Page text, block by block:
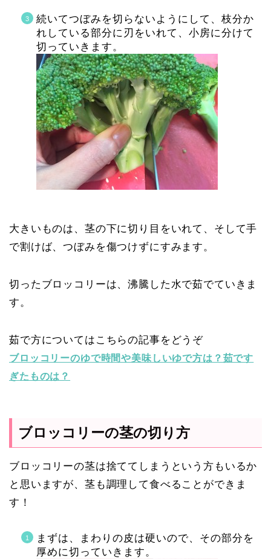
続いてつぼみを切らないようにして、枝分か
れしている部分に刃をいれて、小房に分けて
切っていきます。
大きいものは、茎の下に切り目をいれて、そして手
で割けば、つぼみを傷つけずにすみます。
切ったブロッコリーは、沸騰した水で茹でていきま
す。
茹で方についてはこちらの記事をどうぞ
ブロッコリーのゆで時間や美味しいゆで方は？茹です
ぎたものは？
ブロッコリーの茎の切り方
ブロッコリーの茎は捨ててしまうという方もいるか
と思いますが、茎も調理して食べることができま
す！
まずは、まわりの皮は硬いので、その部分を
厚めに切っていきます。